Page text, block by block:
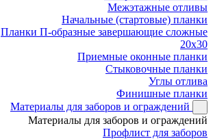
Межэтажные отливы
Начальные (стартовые) планки
Планки П-образные завершающие сложные
20x30
Приемные оконные планки
Стыковочные планки
Углы отлива
Финишные планки
Материалы для заборов и ограждений
Материалы для заборов и ограждений
Профлист для заборов